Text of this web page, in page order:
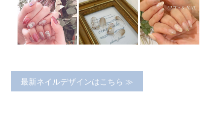
最新ネイルデザインはこちら ≫